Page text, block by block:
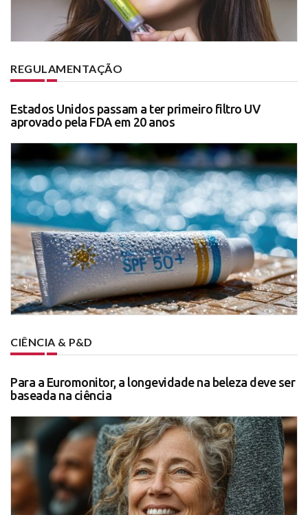
REGULAMENTAÇÃO
Estados Unidos passam a ter primeiro filtro UV
aprovado pela FDA em 20 anos
CIÊNCIA & P&D
Para a Euromonitor, a longevidade na beleza deve ser
baseada na ciência